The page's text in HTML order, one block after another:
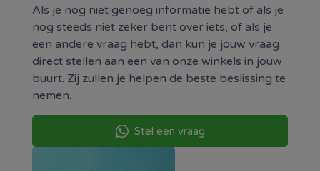
Als je nog niet genoeg informatie hebt of als je
nog steeds niet zeker bent over iets, of als je
een andere vraag hebt, dan kun je jouw vraag
direct stellen aan een van onze winkels in jouw
buurt. Zij zullen je helpen de beste beslissing te
nemen.
Stel een vraag